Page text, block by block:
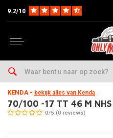
9.2/10
Home Onderhoud & Werkplaats
KENDA - bekijk alles van Kenda
70/100 -17 TT 46 M
0/5 (0 reviews)